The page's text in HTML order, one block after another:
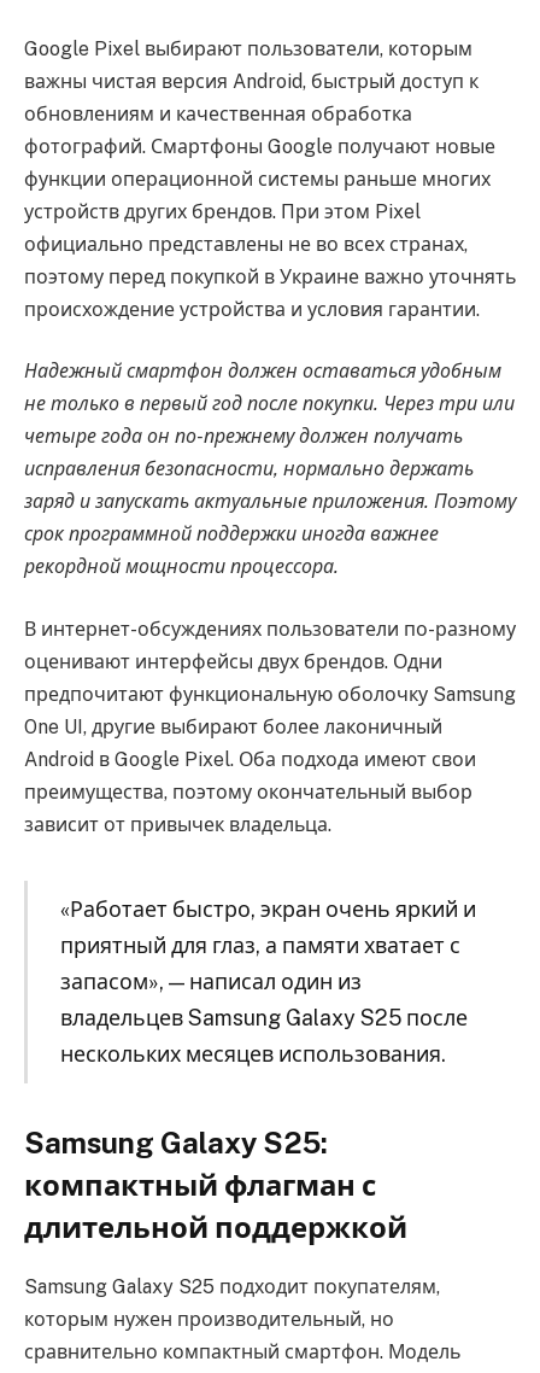
Google Pixel выбирают пользователи, которым
важны чистая версия Android, быстрый доступ к
обновлениям и качественная обработка
фотографий. Смартфоны Google получают новые
функции операционной системы раньше многих
устройств других брендов. При этом Pixel
официально представлены не во всех странах,
поэтому перед покупкой в Украине важно уточнять
происхождение устройства и условия гарантии.
Надежный смартфон должен оставаться удобным
не только в первый год после покупки. Через три или
четыре года он по-прежнему должен получать
исправления безопасности, нормально держать
заряд и запускать актуальные приложения. Поэтому
срок программной поддержки иногда важнее
рекордной мощности процессора.
В интернет-обсуждениях пользователи по-разному
оценивают интерфейсы двух брендов. Одни
предпочитают функциональную оболочку Samsung
One UI, другие выбирают более лаконичный
Android в Google Pixel. Оба подхода имеют свои
преимущества, поэтому окончательный выбор
зависит от привычек владельца.
«Работает быстро, экран очень яркий и
приятный для глаз, а памяти хватает с
запасом», — написал один из
владельцев Samsung Galaxy S25 после
нескольких месяцев использования.
Samsung Galaxy S25:
компактный флагман с
длительной поддержкой
Samsung Galaxy S25 подходит покупателям,
которым нужен производительный, но
сравнительно компактный смартфон. Модель